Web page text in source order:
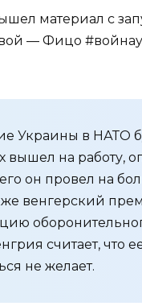
материал с
— Фицо
Украины в НАТО
вышел на работу,
он провел на
венгерский
считает, что
не желает.